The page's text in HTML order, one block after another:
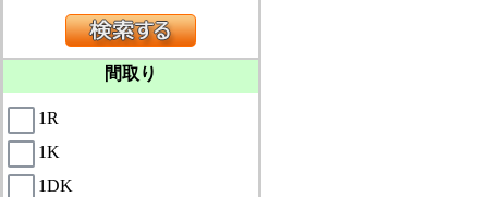
間取り
1R
1K
1DK